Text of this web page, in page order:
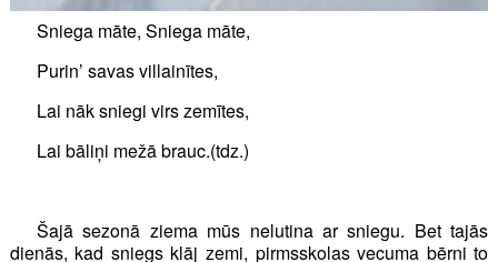
Sniega māte, Sniega māte,
Purin’ savas villainītes,
Lai nāk sniegi virs zemītes,
Lai bāliņi mežā brauc.(tdz.)
Šajā sezonā ziema mūs nelutina ar sniegu. Bet tajās
dienās, kad sniegs klāj zemi, pirmsskolas vecuma bērni to